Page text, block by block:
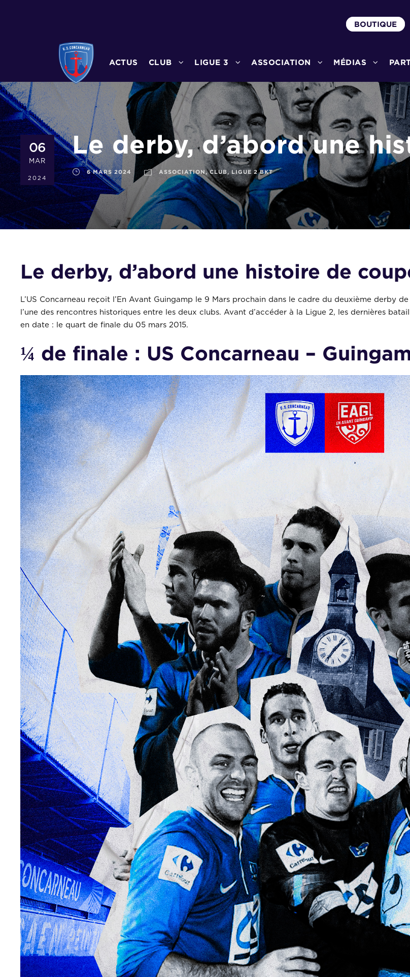
BOUTIQUE
ACTUS CLUB LIGUE 3 ASSOCIATION MÉDIAS
06
MAR
2024
Le derby, d’abord une
6 MARS 2024 ASSOCIATION, CLUB, LIGUE 2 BKT
Le derby, d’abord une histoire de
L’US Concarneau reçoit l’En Avant Guingamp le 9 Mars prochain dans le cadre du deuxième derby
l’une des rencontres historiques entre les deux clubs. Avant d’accéder à la Ligue 2, les dernières
en date : le quart de finale du 05 mars 2015.
¼ de finale : US Concarneau –